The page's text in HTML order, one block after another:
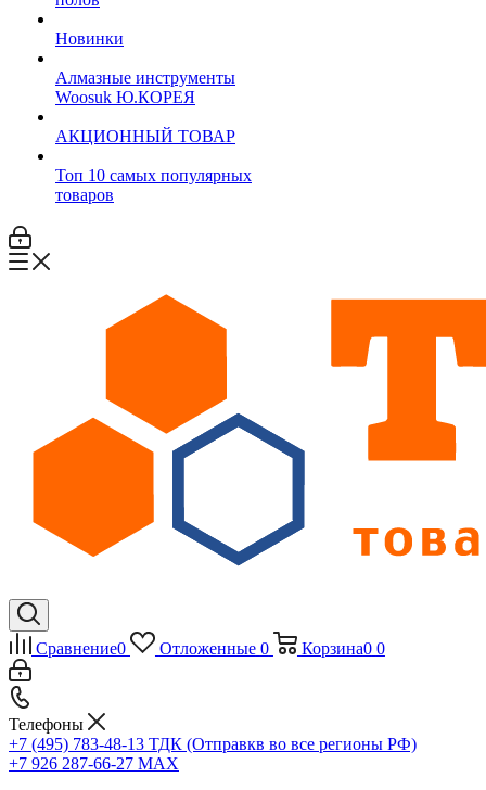
Новинки
Алмазные инструменты
Woosuk Ю.КОРЕЯ
АКЦИОННЫЙ ТОВАР
Топ 10 самых популярных
товаров
Сравнение0 Отложенные 0 Корзина0 0
Телефоны
+7 (495) 783-48-13 ТДК (Отправкв во все регионы РФ)
+7 926 287-66-27 МАХ